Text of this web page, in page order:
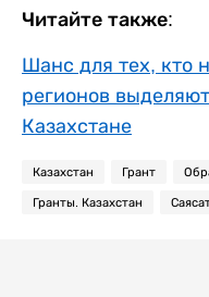
Читайте также:
Шанс для тех, кто
регионов
Казахстане
Казахстан Грант
Гранты. Казахстан